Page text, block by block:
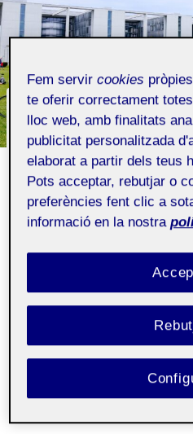
CONTINGUT AUTO GENERAT
Et donem la
al teu Folio
PerFolio 8 setembre, 2022
Aquesta publicació s’ha
automàticament i la pot
Fem servircookies
te oferir correctament
lloc web, amb finalitats
publicitat personalitzada
elaborat a partir dels teus
Pots acceptar, rebutjar o
preferències fent clic a
informació en la nostra